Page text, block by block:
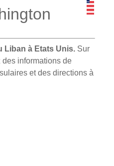
Liban à Etats Unis. Sur
informations de
et des directions à